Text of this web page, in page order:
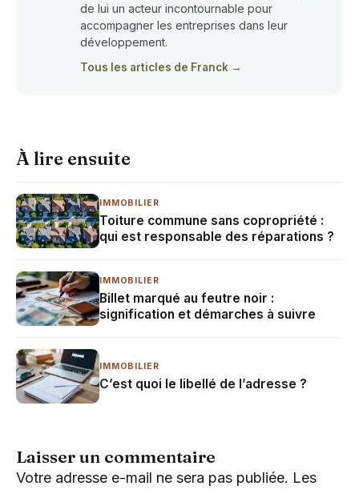
de lui un acteur incontournable pour
accompagner les entreprises dans leur
développement.
Tous les articles de Franck →
À lire ensuite
IMMOBILIER
Toiture commune sans copropriété :
qui est responsable des réparations ?
IMMOBILIER
Billet marqué au feutre noir :
signification et démarches à suivre
IMMOBILIER
C’est quoi le libellé de l’adresse ?
Laisser un commentaire
Votre adresse e-mail ne sera pas publiée. Les